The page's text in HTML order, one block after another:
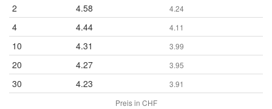
2 4.58 4.24
4 4.44 4.11
10 4.31 3.99
20 4.27 3.95
30 4.23
3.91
Preis in CHF